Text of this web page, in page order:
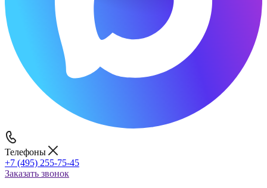
Телефоны
+7 (495) 255-75-45
Заказать звонок